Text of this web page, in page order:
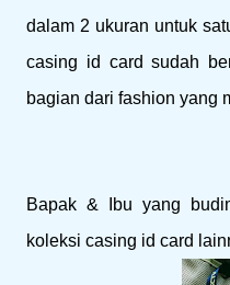
dalam 2 ukuran untuk
casing id card sudah
bagian dari fashion yang
Bapak & Ibu yang
koleksi casing id card